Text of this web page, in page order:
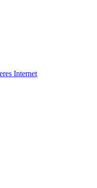
Internet